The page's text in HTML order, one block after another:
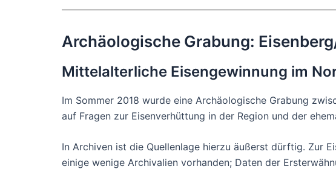
Archäologische Grabung:
Mittelalterliche Eisengewinnung im
Im Sommer 2018 wurde eine Archäologische Grabung
auf Fragen zur Eisenverhüttung in der Region und der
In Archiven ist die Quellenlage hierzu äußerst dürftig. Zur
einige wenige Archivalien vorhanden; Daten der